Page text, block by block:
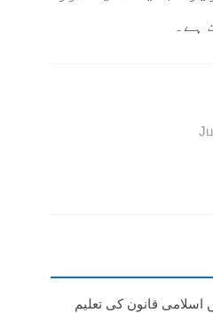
ہے۔
اسلامی قانون کی تعلیم